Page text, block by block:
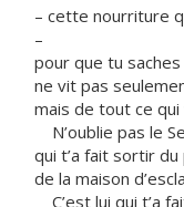
– cette nourriture
–
pour que tu saches
ne vit pas
mais de tout ce qui
N’oublie pas le
qui t’a fait sortir du
de la maison
C’est lui qui t’a